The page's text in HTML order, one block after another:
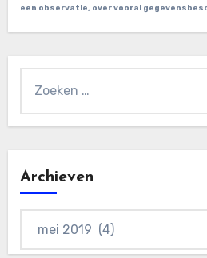
een observatie, over vooral
naar:
Archieven